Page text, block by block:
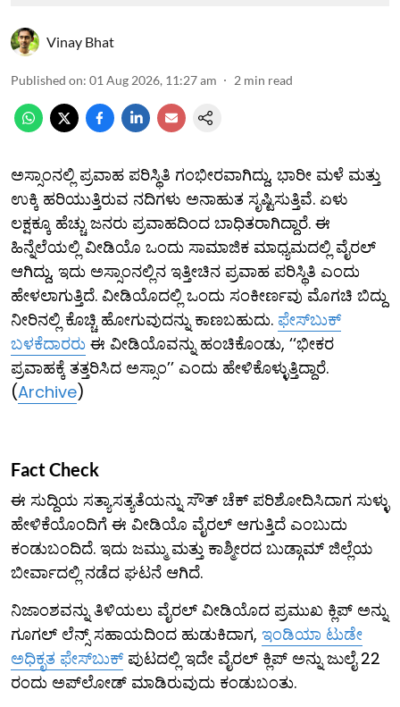
Vinay Bhat
Published on: 01 Aug 2026, 11:27 am 2 min read
ಅಸ್ಸಾಂನಲ್ಲಿ ಪ್ರವಾಹ ಪರಿಸ್ಥಿತಿ ಗಂಭೀರವಾಗಿದ್ದು, ಭಾರೀ ಮಳೆ ಮತ್ತು
ಉಕ್ಕಿ ಹರಿಯುತ್ತಿರುವ ನದಿಗಳು ಅನಾಹುತ ಸೃಷ್ಟಿಸುತ್ತಿವೆ. ಏಳು
ಲಕ್ಷಕ್ಕೂ ಹೆಚ್ಚು ಜನರು ಪ್ರವಾಹದಿಂದ ಬಾಧಿತರಾಗಿದ್ದಾರೆ. ಈ
ಹಿನ್ನೆಲೆಯಲ್ಲಿ ವೀಡಿಯೊ ಒಂದು ಸಾಮಾಜಿಕ ಮಾಧ್ಯಮದಲ್ಲಿ ವೈರಲ್
ಆಗಿದ್ದು, ಇದು ಅಸ್ಸಾಂನಲ್ಲಿನ ಇತ್ತೀಚಿನ ಪ್ರವಾಹ ಪರಿಸ್ಥಿತಿ ಎಂದು
ಹೇಳಲಾಗುತ್ತಿದೆ. ವೀಡಿಯೊದಲ್ಲಿ ಒಂದು ಸಂಕೀರ್ಣವು ಮೊಗಚಿ ಬಿದ್ದು
ನೀರಿನಲ್ಲಿ ಕೊಚ್ಚಿ ಹೋಗುವುದನ್ನು ಕಾಣಬಹುದು. ಫೇಸ್​ಬುಕ್
ಬಳಕೆದಾರರು ಈ ವೀಡಿಯೊವನ್ನು ಹಂಚಿಕೊಂಡು, ‘‘ಭೀಕರ
ಪ್ರವಾಹಕ್ಕೆ ತತ್ತರಿಸಿದ ಅಸ್ಸಾಂ’’ ಎಂದು ಹೇಳಿಕೊಳ್ಳುತ್ತಿದ್ದಾರೆ.
(Archive)
Fact Check
ಈ ಸುದ್ದಿಯ ಸತ್ಯಾಸತ್ಯತೆಯನ್ನು ಸೌತ್ ಚೆಕ್ ಪರಿಶೋದಿಸಿದಾಗ ಸುಳ್ಳು
ಹೇಳಿಕೆಯೊಂದಿಗೆ ಈ ವೀಡಿಯೊ ವೈರಲ್ ಆಗುತ್ತಿದೆ ಎಂಬುದು
ಕಂಡುಬಂದಿದೆ. ಇದು ಜಮ್ಮು ಮತ್ತು ಕಾಶ್ಮೀರದ ಬುಡ್ಗಾಮ್ ಜಿಲ್ಲೆಯ
ಬೀರ್ವಾದಲ್ಲಿ ನಡೆದ ಘಟನೆ ಆಗಿದೆ.
ನಿಜಾಂಶವನ್ನು ತಿಳಿಯಲು ವೈರಲ್ ವೀಡಿಯೊದ ಪ್ರಮುಖ ಕ್ಲಿಪ್‌ ಅನ್ನು
ಗೂಗಲ್ ಲೆನ್ಸ್ ಸಹಾಯದಿಂದ ಹುಡುಕಿದಾಗ, ಇಂಡಿಯಾ ಟುಡೇ
ಅಧಿಕೃತ ಫೇಸ್‌ಬುಕ್ಪುಟದಲ್ಲಿ ಇದೇ ವೈರಲ್ ಕ್ಲಿಪ್ ಅನ್ನು ಜುಲೈ 22
ರಂದು ಅಪ್‌ಲೋಡ್ ಮಾಡಿರುವುದು ಕಂಡುಬಂತು.